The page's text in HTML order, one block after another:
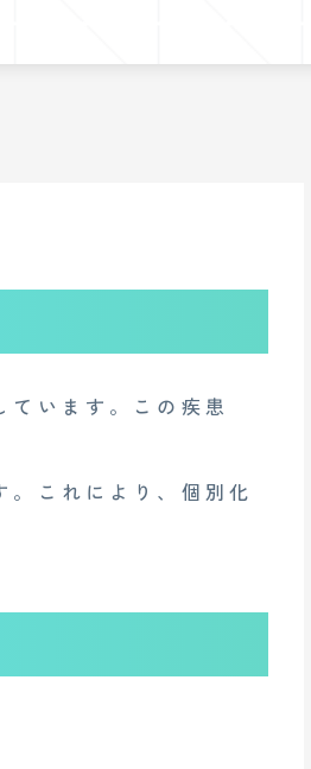
います。この疾患
これにより、個別化